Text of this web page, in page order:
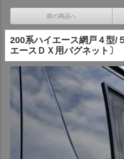
前の商品へ
200系ハイエース網戸４型/
エースＤＸ用バグネット〕